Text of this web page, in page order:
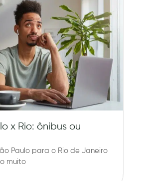
x Rio: ônibus ou
Paulo para o Rio de Janeiro
muito